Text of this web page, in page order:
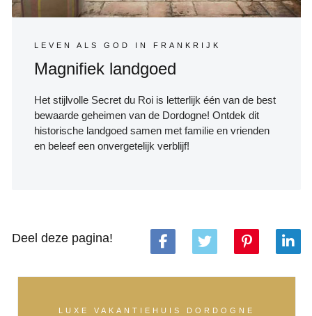
LEVEN ALS GOD IN FRANKRIJK
Magnifiek landgoed
Het stijlvolle Secret du Roi is letterlijk één van de best
bewaarde geheimen van de Dordogne! Ontdek dit
historische landgoed samen met familie en vrienden
en beleef een onvergetelijk verblijf!
Deel deze pagina!
LUXE VAKANTIEHUIS DORDOGNE